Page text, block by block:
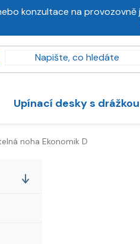
konzultace na provozovně
Upínací desky s drážkou
noha Ekonomik D